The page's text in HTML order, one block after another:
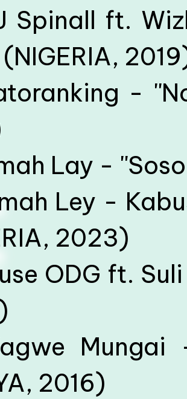
Spinall ft.
-
Lay -
Ley -
2023)
ODG ft.
Mungai
2016)